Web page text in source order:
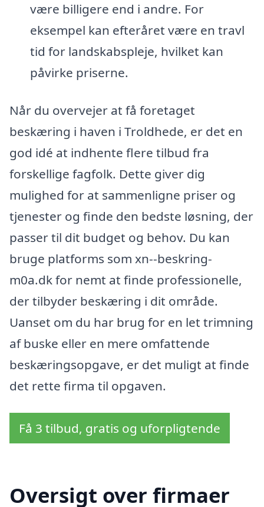
være billigere end i andre. For
eksempel kan efteråret være en travl
tid for landskabspleje, hvilket kan
påvirke priserne.
Når du overvejer at få foretaget
beskæring i haven i Troldhede, er det en
god idé at indhente flere tilbud fra
forskellige fagfolk. Dette giver dig
mulighed for at sammenligne priser og
tjenester og finde den bedste løsning, der
passer til dit budget og behov. Du kan
bruge platforms som xn--beskring-
m0a.dk for nemt at finde professionelle,
der tilbyder beskæring i dit område.
Uanset om du har brug for en let trimning
af buske eller en mere omfattende
beskæringsopgave, er det muligt at finde
det rette firma til opgaven.
Få 3 tilbud, gratis og uforpligtende
Oversigt over firmaer